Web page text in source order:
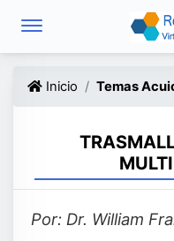
Inicio Temas
Por: Dr. William